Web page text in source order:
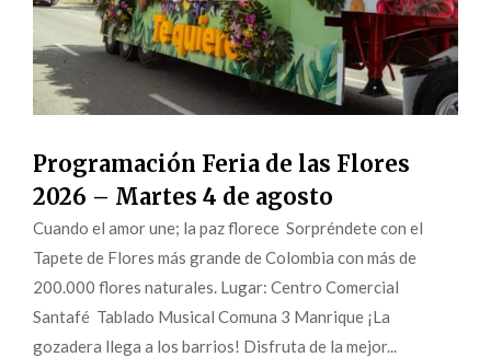
Programación Feria de las Flores
2026 – Martes 4 de agosto
Cuando el amor une; la paz florece Sorpréndete con el
Tapete de Flores más grande de Colombia con más de
200.000 flores naturales. Lugar: Centro Comercial
Santafé Tablado Musical Comuna 3 Manrique ¡La
gozadera llega a los barrios! Disfruta de la mejor...